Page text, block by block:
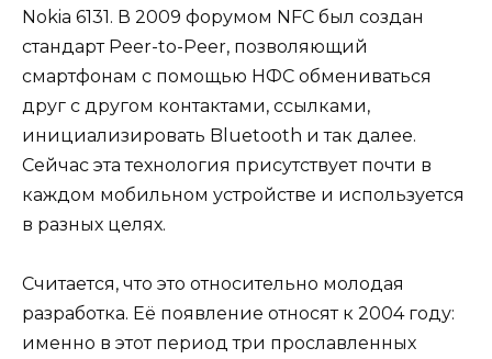
Nokia 6131. В 2009 форумом NFC был создан
стандарт Peer-to-Peer, позволяющий
смартфонам с помощью НФС обмениваться
друг с другом контактами, ссылками,
инициализировать Bluetooth и так далее.
Сейчас эта технология присутствует почти в
каждом мобильном устройстве и используется
в разных целях.
Считается, что это относительно молодая
разработка. Её появление относят к 2004 году:
именно в этот период три прославленных